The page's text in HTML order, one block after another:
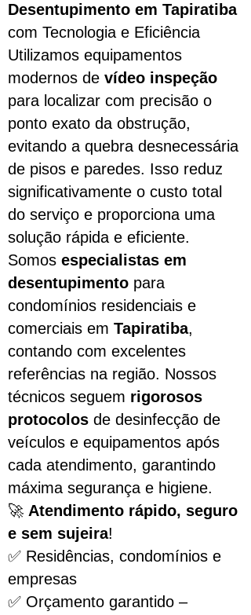
Desentupimento em Tapiratiba
com Tecnologia e Eficiência
Utilizamos equipamentos
modernos de vídeo inspeção
para localizar com precisão o
ponto exato da obstrução,
evitando a quebra desnecessária
de pisos e paredes. Isso reduz
significativamente o custo total
do serviço e proporciona uma
solução rápida e eficiente.
Somos especialistas em
desentupimento para
condomínios residenciais e
comerciais em Tapiratiba,
contando com excelentes
referências na região. Nossos
técnicos seguem rigorosos
protocolos de desinfecção de
veículos e equipamentos após
cada atendimento, garantindo
máxima segurança e higiene.
🚀 Atendimento rápido, seguro
e sem sujeira!
✅ Residências, condomínios e
empresas
✅ Orçamento garantido –